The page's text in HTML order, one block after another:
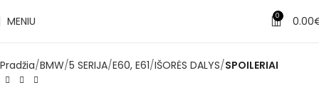
MENIU 0 0.00
Pradžia BMW 5 SERIJA E60, E61 IŠORĖS DALYS SPOILERIAI